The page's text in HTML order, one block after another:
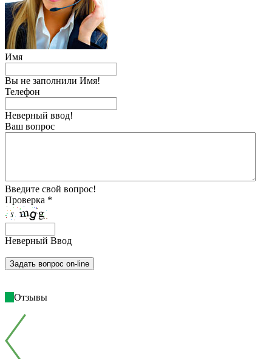
Имя
Вы не заполнили Имя!
Телефон
Неверный ввод!
Ваш вопрос
Введите свой вопрос!
Проверка *
Неверный Ввод
Отзывы